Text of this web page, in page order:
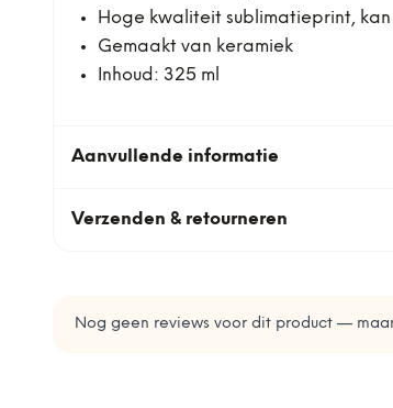
Hoge kwaliteit sublimatieprint,
Gemaakt van keramiek
Inhoud: 325 ml
Aanvullende informatie
Verzenden & retourneren
Nog geen reviews voor dit product —